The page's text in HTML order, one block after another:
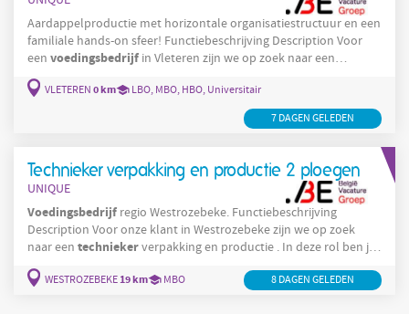
Aardappelproductie met horizontale organisatiestructuur en een
familiale hands-on sfeer! Functiebeschrijving Description Voor
een voedingsbedrijf in Vleteren zijn we op zoek naar een
storingstechnieker
als technieker? Je lost storingen op in productie Je werkt
constructief aan optimaliseringen op technisch vlak Je voert
VLETEREN 0 km LBO, MBO, HBO, Universitair
7 DAGEN GELEDEN
Technieker verpakking en productie 2 ploegen
UNIQUE
Voedingsbedrijf regio Westrozebeke. Functiebeschrijving
Description Voor onze klant in Westrozebeke zijn we op zoek
naar een techniekerverpakking en productie . In deze rol ben je
verantwoordelijk voor het onderhoud en de reparatie van
verpakkingsmachines , dit om ervoor te zorgen dat alles
WESTROZEBEKE19 km MBO 8 DAGEN GELEDEN